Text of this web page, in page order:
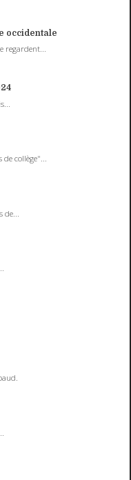
occidentale
regardent...
collège"...